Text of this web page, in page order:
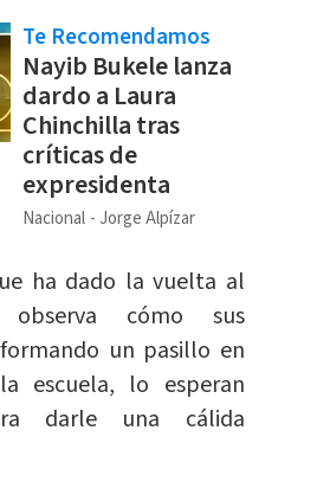
Te Recomendamos
Nayib Bukele lanza
dardo a Laura
Chinchilla tras
críticas de
expresidenta
Nacional Jorge Alpízar
ha dado la vuelta al
cómo sus
un pasillo en
escuela, lo esperan
darle una cálida